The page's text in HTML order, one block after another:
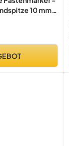
10 mm -
von Metall,
nasse